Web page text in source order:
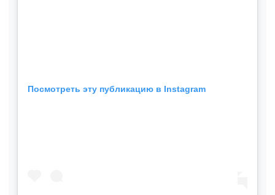
Посмотреть эту публикацию в Instagram